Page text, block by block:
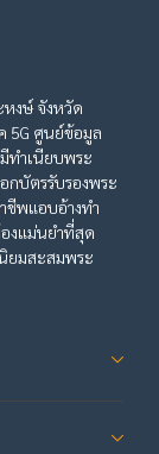
หงษ์ จังหวัด
5G ศูนย์ข้อมูล
ทำเนียบพระ
กบัตรรับรองพระ
ชีพแอบอ้างทำ
งแม่นยำที่สุด
ยมสะสมพระ